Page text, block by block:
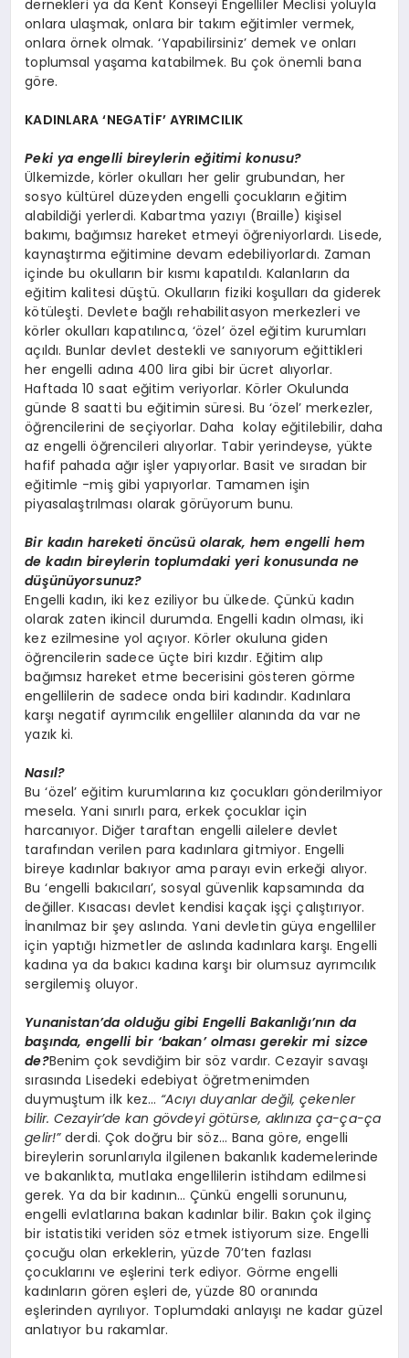
dernekleri ya da Kent Konseyi Engelliler Meclisi yoluyla
onlara ulaşmak, onlara bir takım eğitimler vermek,
onlara örnek olmak. ‘Yapabilirsiniz’ demek ve onları
toplumsal yaşama katabilmek. Bu çok önemli bana
göre.
KADINLARA ‘NEGATİF’ AYRIMCILIK
Peki ya engelli bireylerin eğitimi konusu?
Ülkemizde, körler okulları her gelir grubundan, her
sosyo kültürel düzeyden engelli çocukların eğitim
alabildiği yerlerdi. Kabartma yazıyı (Braille) kişisel
bakımı, bağımsız hareket etmeyi öğreniyorlardı. Lisede,
kaynaştırma eğitimine devam edebiliyorlardı. Zaman
içinde bu okulların bir kısmı kapatıldı. Kalanların da
eğitim kalitesi düştü. Okulların fiziki koşulları da giderek
kötüleşti. Devlete bağlı rehabilitasyon merkezleri ve
körler okulları kapatılınca, ‘özel’ özel eğitim kurumları
açıldı. Bunlar devlet destekli ve sanıyorum eğittikleri
her engelli adına 400 lira gibi bir ücret alıyorlar.
Haftada 10 saat eğitim veriyorlar. Körler Okulunda
günde 8 saatti bu eğitimin süresi. Bu ‘özel’ merkezler,
öğrencilerini de seçiyorlar. Daha kolay eğitilebilir, daha
az engelli öğrencileri alıyorlar. Tabir yerindeyse, yükte
hafif pahada ağır işler yapıyorlar. Basit ve sıradan bir
eğitimle -miş gibi yapıyorlar. Tamamen işin
piyasalaştrılması olarak görüyorum bunu.
Bir kadın hareketi öncüsü olarak, hem engelli hem
de kadın bireylerin toplumdaki yeri konusunda ne
düşünüyorsunuz?
Engelli kadın, iki kez eziliyor bu ülkede. Çünkü kadın
olarak zaten ikincil durumda. Engelli kadın olması, iki
kez ezilmesine yol açıyor. Körler okuluna giden
öğrencilerin sadece üçte biri kızdır. Eğitim alıp
bağımsız hareket etme becerisini gösteren görme
engellilerin de sadece onda biri kadındır. Kadınlara
karşı negatif ayrımcılık engelliler alanında da var ne
yazık ki.
Nasıl?
Bu ‘özel’ eğitim kurumlarına kız çocukları gönderilmiyor
mesela. Yani sınırlı para, erkek çocuklar için
harcanıyor. Diğer taraftan engelli ailelere devlet
tarafından verilen para kadınlara gitmiyor. Engelli
bireye kadınlar bakıyor ama parayı evin erkeği alıyor.
Bu ‘engelli bakıcıları’, sosyal güvenlik kapsamında da
değiller. Kısacası devlet kendisi kaçak işçi çalıştırıyor.
İnanılmaz bir şey aslında. Yani devletin güya engelliler
için yaptığı hizmetler de aslında kadınlara karşı. Engelli
kadına ya da bakıcı kadına karşı bir olumsuz ayrımcılık
sergilemiş oluyor.
Yunanistan’da olduğu gibi Engelli Bakanlığı’nın da
başında, engelli bir ‘bakan’ olması gerekir mi sizce
de?Benim çok sevdiğim bir söz vardır. Cezayir savaşı
sırasında Lisedeki edebiyat öğretmenimden
duymuştum ilk kez… “Acıyı duyanlar değil, çekenler
bilir. Cezayir’de kan gövdeyi götürse, aklınıza ça-ça-ça
gelir!”derdi. Çok doğru bir söz… Bana göre, engelli
bireylerin sorunlarıyla ilgilenen bakanlık kademelerinde
ve bakanlıkta, mutlaka engellilerin istihdam edilmesi
gerek. Ya da bir kadının… Çünkü engelli sorununu,
engelli evlatlarına bakan kadınlar bilir. Bakın çok ilginç
bir istatistiki veriden söz etmek istiyorum size. Engelli
çocuğu olan erkeklerin, yüzde 70’ten fazlası
çocuklarını ve eşlerini terk ediyor. Görme engelli
kadınların gören eşleri de, yüzde 80 oranında
eşlerinden ayrılıyor. Toplumdaki anlayışı ne kadar güzel
anlatıyor bu rakamlar.